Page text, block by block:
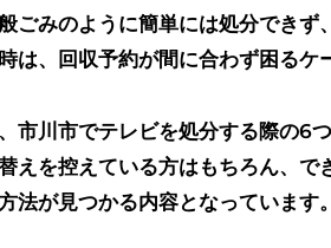
ごみのように簡単には処分でき
は、回収予約が間に合わず困る
市川市でテレビを処分する際の6
えを控えている方はもちろん、
法が見つかる内容となっていま